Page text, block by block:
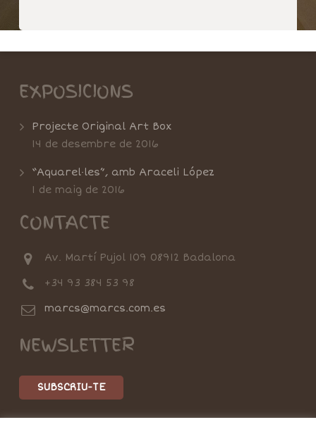
EXPOSICIONS
Projecte Original Art Box
14 de desembre de 2016
“Aquarel·les”, amb Araceli López
1 de maig de 2016
CONTACTE
Av. Martí Pujol 109 08912 Badalona
+34 93 384 53 98
marcs@marcs.com.es
NEWSLETTER
SUBSCRIU-TE